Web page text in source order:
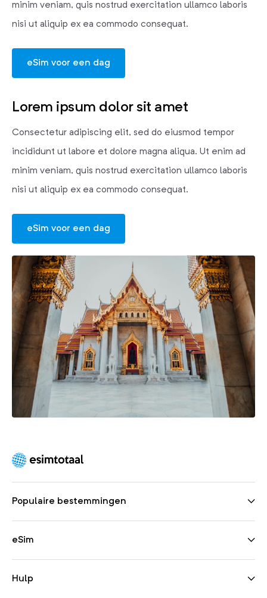
minim veniam, quis nostrud exercitation ullamco laboris
nisi ut aliquip ex ea commodo consequat.
eSim voor een dag
Lorem ipsum dolor sit amet
Consectetur adipiscing elit, sed do eiusmod tempor
incididunt ut labore et dolore magna aliqua. Ut enim ad
minim veniam, quis nostrud exercitation ullamco laboris
nisi ut aliquip ex ea commodo consequat.
eSim voor een dag
Populaire bestemmingen
eSim
Hulp